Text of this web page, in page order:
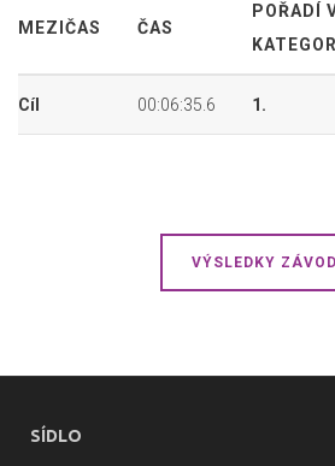
MEZIČAS ČAS
POŘADÍ
Cíl 00:06:35.6 1.
VÝSLEDKY
SÍDLO